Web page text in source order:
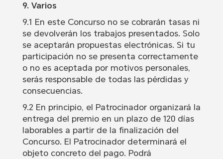
9. Varios
9.1 En este Concurso no se cobrarán tasas ni
se devolverán los trabajos presentados. Solo
se aceptarán propuestas electrónicas. Si tu
participación no se presenta correctamente
o no es aceptada por motivos personales,
serás responsable de todas las pérdidas y
consecuencias.
9.2 En principio, el Patrocinador organizará la
entrega del premio en un plazo de 120 días
laborables a partir de la finalización del
Concurso. El Patrocinador determinará el
objeto concreto del pago. Podrá